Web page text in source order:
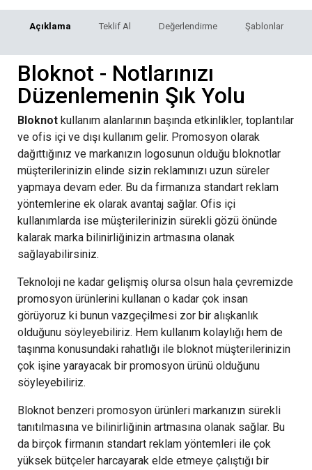
Açıklama Teklif Al Değerlendirme Şablonlar
Bloknot - Notlarınızı
Düzenlemenin Şık Yolu
Bloknot kullanım alanlarının başında etkinlikler, toplantılar
ve ofis içi ve dışı kullanım gelir. Promosyon olarak
dağıttığınız ve markanızın logosunun olduğu bloknotlar
müşterilerinizin elinde sizin reklamınızı uzun süreler
yapmaya devam eder. Bu da firmanıza standart reklam
yöntemlerine ek olarak avantaj sağlar. Ofis içi
kullanımlarda ise müşterilerinizin sürekli gözü önünde
kalarak marka bilinirliğinizin artmasına olanak
sağlayabilirsiniz.
Teknoloji ne kadar gelişmiş olursa olsun hala çevremizde
promosyon ürünlerini kullanan o kadar çok insan
görüyoruz ki bunun vazgeçilmesi zor bir alışkanlık
olduğunu söyleyebiliriz. Hem kullanım kolaylığı hem de
taşınma konusundaki rahatlığı ile bloknot müşterilerinizin
çok işine yarayacak bir promosyon ürünü olduğunu
söyleyebiliriz.
Bloknot benzeri promosyon ürünleri markanızın sürekli
tanıtılmasına ve bilinirliğinin artmasına olanak sağlar. Bu
da birçok firmanın standart reklam yöntemleri ile çok
yüksek bütçeler harcayarak elde etmeye çalıştığı bir